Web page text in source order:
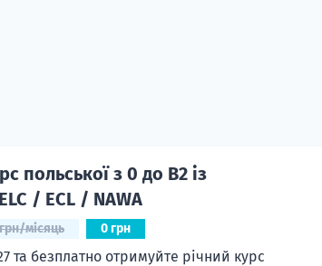
польської з 0 до B2 із
/ ECL / NAWA
місяць 0 грн
та безплатно отримуйте річний курс